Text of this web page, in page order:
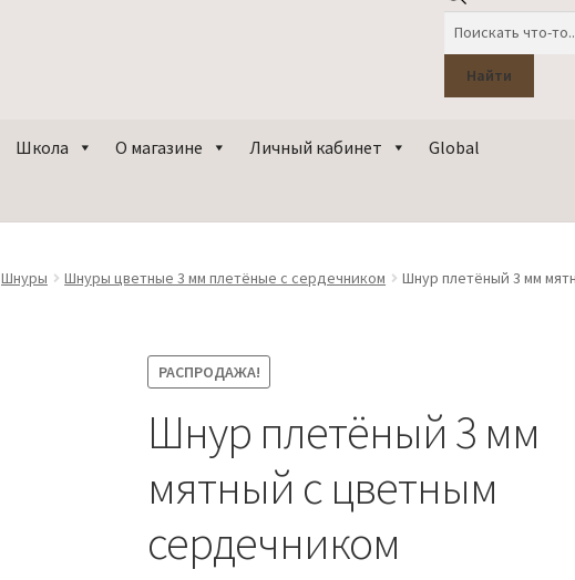
Найти
Школа О магазине Личный кабинет Global
Шнуры Шнуры цветные 3 мм плетёные с сердечником Шнур плетёный 3 мм
РАСПРОДАЖА!
Шнур плетёный 3 мм
мятный с цветным
сердечником